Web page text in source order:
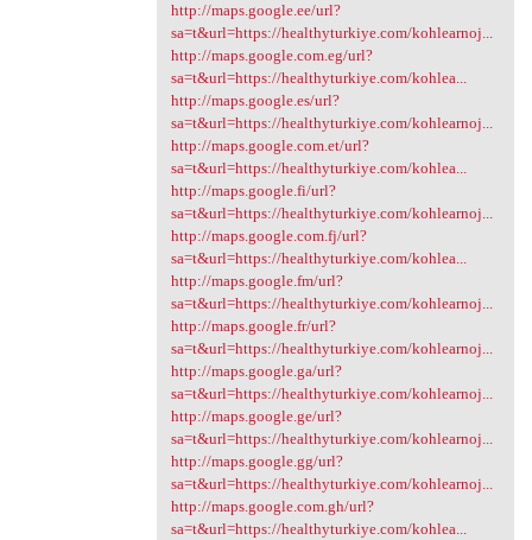
http://maps.google.ee/url?
sa=t&url=https://healthyturkiye.com/kohlearnoj...
http://maps.google.com.eg/url?
sa=t&url=https://healthyturkiye.com/kohlea...
http://maps.google.es/url?
sa=t&url=https://healthyturkiye.com/kohlearnoj...
http://maps.google.com.et/url?
sa=t&url=https://healthyturkiye.com/kohlea...
http://maps.google.fi/url?
sa=t&url=https://healthyturkiye.com/kohlearnoj...
http://maps.google.com.fj/url?
sa=t&url=https://healthyturkiye.com/kohlea...
http://maps.google.fm/url?
sa=t&url=https://healthyturkiye.com/kohlearnoj...
http://maps.google.fr/url?
sa=t&url=https://healthyturkiye.com/kohlearnoj...
http://maps.google.ga/url?
sa=t&url=https://healthyturkiye.com/kohlearnoj...
http://maps.google.ge/url?
sa=t&url=https://healthyturkiye.com/kohlearnoj...
http://maps.google.gg/url?
sa=t&url=https://healthyturkiye.com/kohlearnoj...
http://maps.google.com.gh/url?
sa=t&url=https://healthyturkiye.com/kohlea...